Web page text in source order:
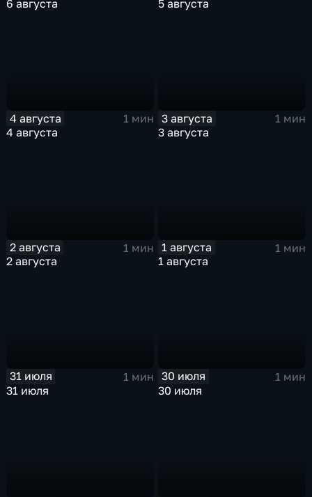
6 августа 5 августа
4 августа
1 мин
4 августа
3 августа
1 мин
3 августа
2 августа
1 мин
2 августа
1 августа
1 мин
1 августа
31 июля
1 мин
31 июля
30 июля
1 мин
30 июля